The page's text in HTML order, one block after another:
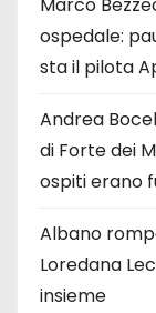
Marco
ospedale:
sta il pilota
Andrea
di Forte dei
ospiti erano
Albano
Loredana
insieme